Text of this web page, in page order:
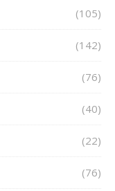
(105)
(142)
(76)
(40)
(22)
(76)